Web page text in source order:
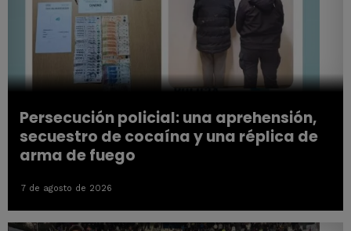
Persecución policial: una aprehensión,
secuestro de cocaína y una réplica de
arma de fuego
7 de agosto de 2026